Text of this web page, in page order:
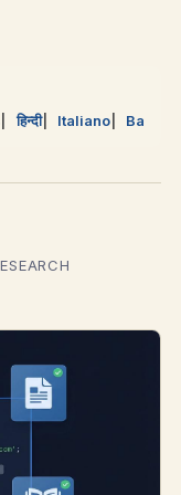
हिन्दी Italiano